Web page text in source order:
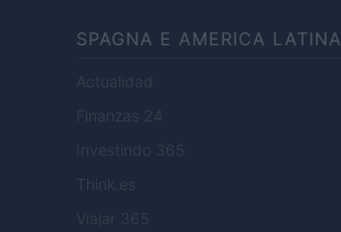
SPAGNA E AMERICA LATINA
Actualidad
Finanzas 24
Investindo 365
Think.es
Viajar 365